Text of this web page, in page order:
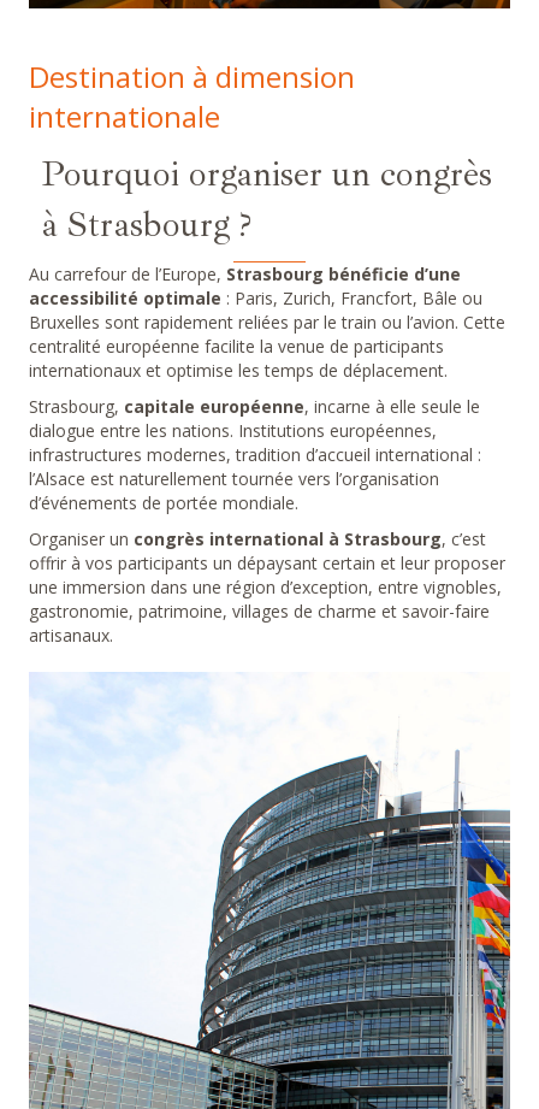
Destination à dimension
internationale
Pourquoi organiser un congrès
à Strasbourg ?
Au carrefour de l’Europe, Strasbourg bénéficie d’une
accessibilité optimale : Paris, Zurich, Francfort, Bâle ou
Bruxelles sont rapidement reliées par le train ou l’avion. Cette
centralité européenne facilite la venue de participants
internationaux et optimise les temps de déplacement.
Strasbourg, capitale européenne, incarne à elle seule le
dialogue entre les nations. Institutions européennes,
infrastructures modernes, tradition d’accueil international :
l’Alsace est naturellement tournée vers l’organisation
d’événements de portée mondiale.
Organiser un congrès international à Strasbourg, c’est
offrir à vos participants un dépaysant certain et leur proposer
une immersion dans une région d’exception, entre vignobles,
gastronomie, patrimoine, villages de charme et savoir-faire
artisanaux.